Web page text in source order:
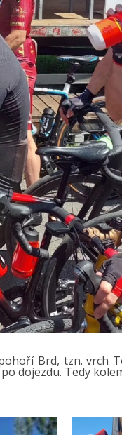
Brd, tzn. vrch
dojezdu. Tedy